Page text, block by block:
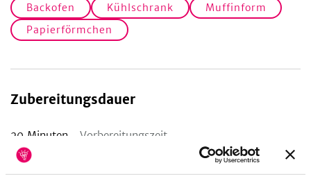
Backofen Kühlschrank
Muffinform
Papierförmchen
Zubereitungsdauer
20 Minuten
Vorbereitungszeit
20 Minuten